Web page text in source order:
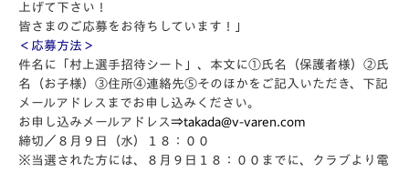
上げて下さい！
皆さまのご応募をお待ちしています！」
＜応募方法＞
件名に「村上選手招待シート」、本文に①氏名（保護者様）②氏
名（お子様）③住所④連絡先⑤そのほかをご記入いただき、下記
メールアドレスまでお申し込みください。
お申し込みメールアドレス⇒takada@v-varen.com
締切／８月９日（水）１８：００
※当選された方には、８月９日１８：００までに、クラブより電